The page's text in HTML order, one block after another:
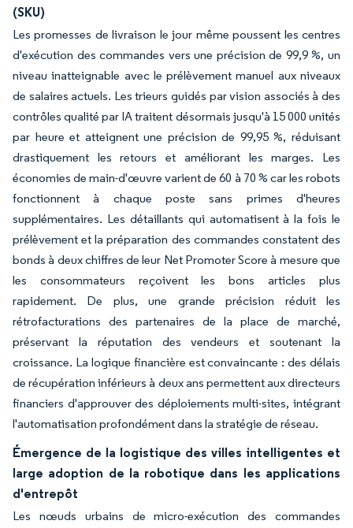
(SKU)
Les promesses de livraison le jour même poussent les centres
d'exécution des commandes vers une précision de 99,9 %, un
niveau inatteignable avec le prélèvement manuel aux niveaux
de salaires actuels. Les trieurs guidés par vision associés à des
contrôles qualité par IA traitent désormais jusqu'à 15 000 unités
par heure et atteignent une précision de 99,95 %, réduisant
drastiquement les retours et améliorant les marges. Les
économies de main-d'œuvre varient de 60 à 70 % car les robots
fonctionnent à chaque poste sans primes d'heures
supplémentaires. Les détaillants qui automatisent à la fois le
prélèvement et la préparation des commandes constatent des
bonds à deux chiffres de leur Net Promoter Score à mesure que
les consommateurs reçoivent les bons articles plus
rapidement. De plus, une grande précision réduit les
rétrofacturations des partenaires de la place de marché,
préservant la réputation des vendeurs et soutenant la
croissance. La logique financière est convaincante : des délais
de récupération inférieurs à deux ans permettent aux directeurs
financiers d'approuver des déploiements multi-sites, intégrant
l'automatisation profondément dans la stratégie de réseau.
Émergence de la logistique des villes intelligentes et
large adoption de la robotique dans les applications
d'entrepôt
Les nœuds urbains de micro-exécution des commandes